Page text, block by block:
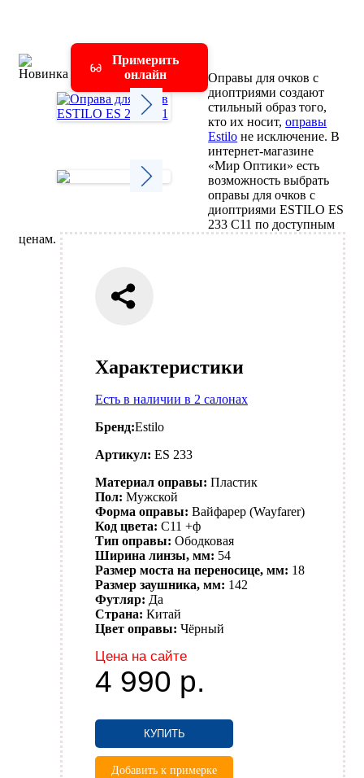
Примерить
онлайн
Характеристики
Есть в наличии в 2 салонах
Бренд:Estilo
Артикул: ES 233
Материал оправы: Пластик
Пол: Мужской
Форма оправы: Вайфарер (Wayfarer)
Код цвета: C11 +ф
Тип оправы: Ободковая
Ширина линзы, мм: 54
Размер моста на переносице, мм: 18
Размер заушника, мм: 142
Футляр: Да
Страна: Китай
Цвет оправы: Чёрный
Цена на сайте
4 990 р.
КУПИТЬ
Добавить к примерке
Оправы для очков с
диоптриями создают
стильный образ того,
кто их носит,оправы
Estilo не исключение. В
интернет-магазине
«Мир Оптики» есть
возможность выбрать
оправы для очков с
диоптриями ESTILO ES
233 C11 по доступным
ценам.